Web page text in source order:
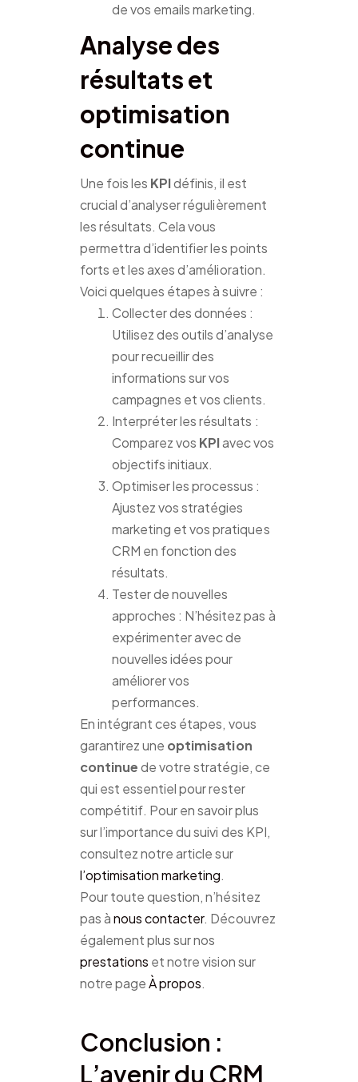
de vos emails marketing.
Analyse des
résultats et
optimisation
continue
Une fois les KPIdéfinis, il est
crucial d’analyser régulièrement
les résultats. Cela vous
permettra d’identifier les points
forts et les axes d’amélioration.
Voici quelques étapes à suivre :
Collecter des données :
Utilisez des outils d’analyse
pour recueillir des
informations sur vos
campagnes et vos clients.
Interpréter les résultats :
Comparez vos KPIavec vos
objectifs initiaux.
Optimiser les processus :
Ajustez vos stratégies
marketing et vos pratiques
CRM en fonction des
résultats.
Tester de nouvelles
approches : N’hésitez pas à
expérimenter avec de
nouvelles idées pour
améliorer vos
performances.
En intégrant ces étapes, vous
garantirez une optimisation
continuede votre stratégie, ce
qui est essentiel pour rester
compétitif. Pour en savoir plus
sur l’importance du suivi des KPI,
consultez notre article sur
l’optimisation marketing.
Pour toute question, n’hésitez
pas ànous contacter. Découvrez
également plus sur nos
prestations et notre vision sur
notre pageÀ propos.
Conclusion :
L’avenir du CRM